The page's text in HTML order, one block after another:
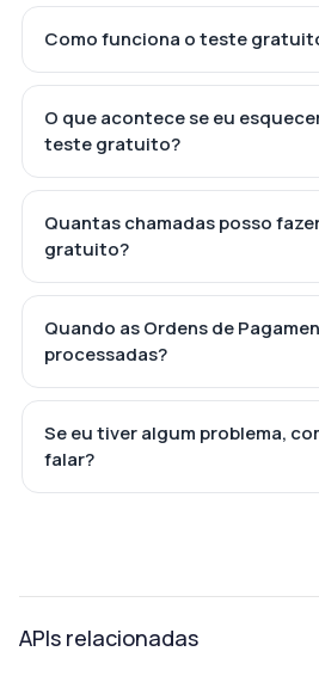
Como funciona o teste
O que acontece se eu
teste gratuito?
Quantas chamadas posso
gratuito?
Quando as Ordens de
processadas?
Se eu tiver algum problema,
falar?
APIs relacionadas